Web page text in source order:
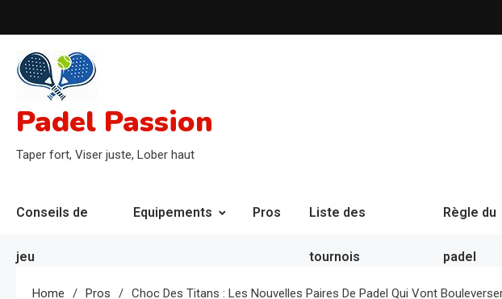
to
content
Padel Passion
Taper fort, Viser juste, Lober haut
Conseils de
jeu
Equipements Pros Liste des
tournois
Règle du
padel
Home Pros Choc Des Titans : Les Nouvelles Paires De Padel Qui Vont